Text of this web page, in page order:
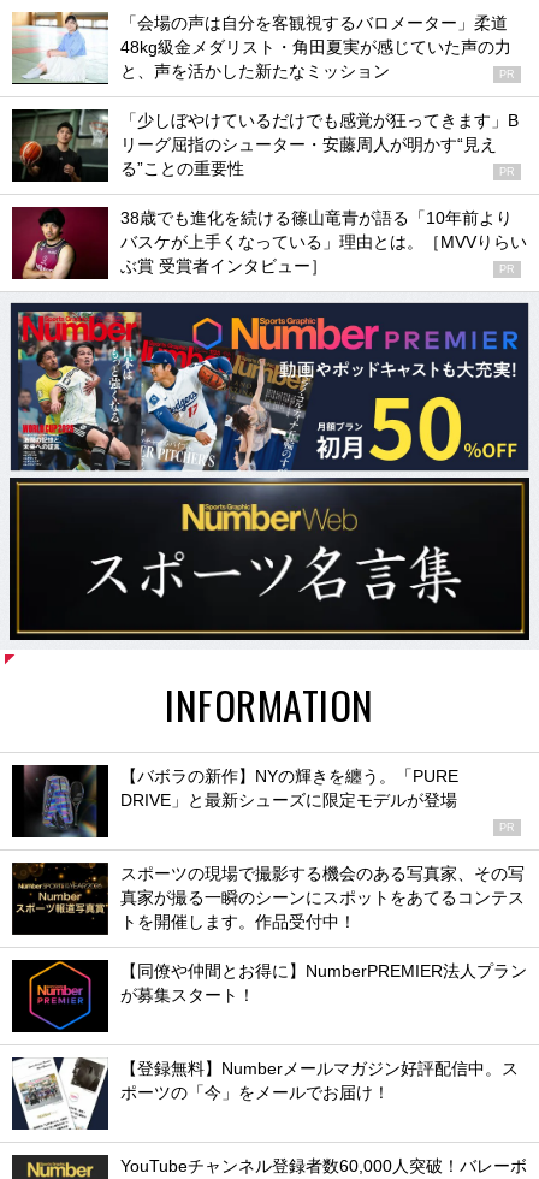
「会場の声は自分を客観視するバロメーター」柔道
48kg級金メダリスト・角田夏実が感じていた声の力
と、声を活かした新たなミッション
PR
「少しぼやけているだけでも感覚が狂ってきます」B
リーグ屈指のシューター・安藤周人が明かす“見え
る”ことの重要性
PR
38歳でも進化を続ける篠山竜青が語る「10年前より
バスケが上手くなっている」理由とは。［MVVりらい
ぶ賞 受賞者インタビュー］
PR
INFORMATION
【バボラの新作】NYの輝きを纏う。「PURE
DRIVE」と最新シューズに限定モデルが登場
PR
スポーツの現場で撮影する機会のある写真家、その写
真家が撮る一瞬のシーンにスポットをあてるコンテス
トを開催します。作品受付中！
【同僚や仲間とお得に】NumberPREMIER法人プラン
が募集スタート！
【登録無料】Numberメールマガジン好評配信中。ス
ポーツの「今」をメールでお届け！
YouTubeチャンネル登録者数60,000人突破！バレーボ